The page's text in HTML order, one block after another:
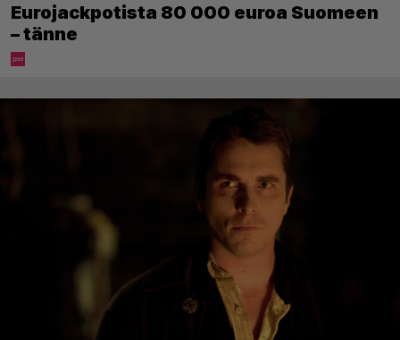
Eurojackpotista 80 000 euroa Suomeen
– tänne